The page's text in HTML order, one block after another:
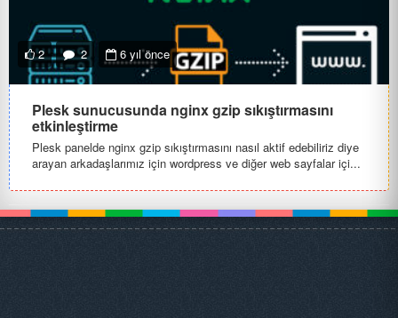
2 2 6 yıl önce
Plesk sunucusunda nginx gzip sıkıştırmasını
etkinleştirme
Plesk panelde nginx gzip sıkıştırmasını nasıl aktif edebiliriz diye
arayan arkadaşlarımız için wordpress ve diğer web sayfalar içi...